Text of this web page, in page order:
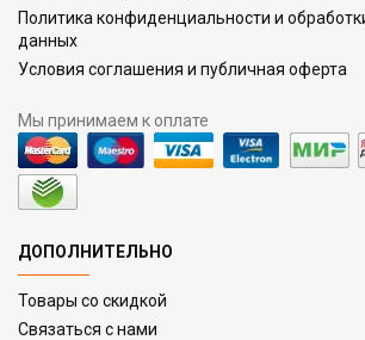
Политика конфиденциальности и
данных
Условия соглашения и публичная оферта
Мы принимаем к оплате
ДОПОЛНИТЕЛЬНО
Товары со скидкой
Связаться с нами